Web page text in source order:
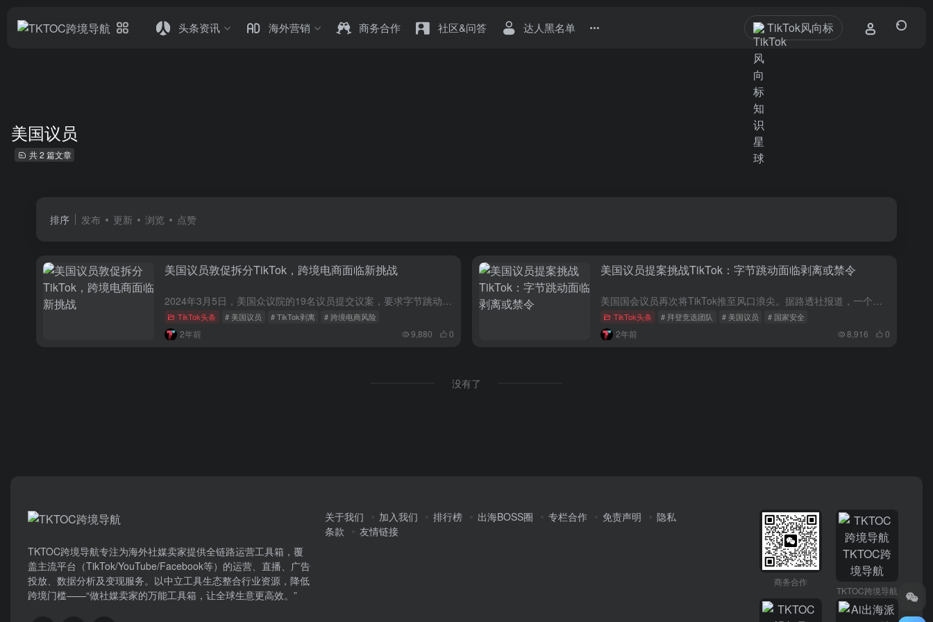
头条资讯 海外营销 商务合作 社区&问答 达人黑名单 TikTok风向标
美国议员
共 2 篇文章
排序 发布 更新 浏览 点赞
美国议员敦促拆分TikTok，跨境电商面临新挑战
2024年3月5日，美国众议院的19名议员提交议案，要求字节跳动剥离出售TikTok，否则将要求各大应用商店下架TikTok。 这个议案本身其实没有那么重要。 提交议案的议员属于美国众议院中国问题特别...
TikTok头条 # 美国议员 # TikTok剥离 # 跨境电商风险
2年前 9,880 0
美国议员提案挑战TikTok：字节跳动面临剥离或禁令
美国国会议员再次将TikTok推至风口浪尖。据路透社报道，一个跨党派的议员小组在本周二提出了一项法案，要求中国公司字节跳动在六个月内将TikTok的业务剥离，否则将面临在美国的禁令。这一法案计划在周四...
TikTok头条 # 拜登竞选团队 # 美国议员 # 国家安全
2年前 8,916 0
没有了
TKTOC跨境导航​专注为海外社媒卖家提供全链路运营工具箱，覆
盖主流平台（TikTok/YouTube/Facebook等）​的运营、直播、广告
投放、数据分析及变现服务。以中立工具生态整合行业资源，降低
跨境门槛——“做社媒卖家的万能工具箱，让全球生意更高效。”
关于我们 加入我们 排行榜 出海BOSS圈 专栏合作 免责声明
隐私
条款
友情链接
商务合作
TKTOC跨境导航